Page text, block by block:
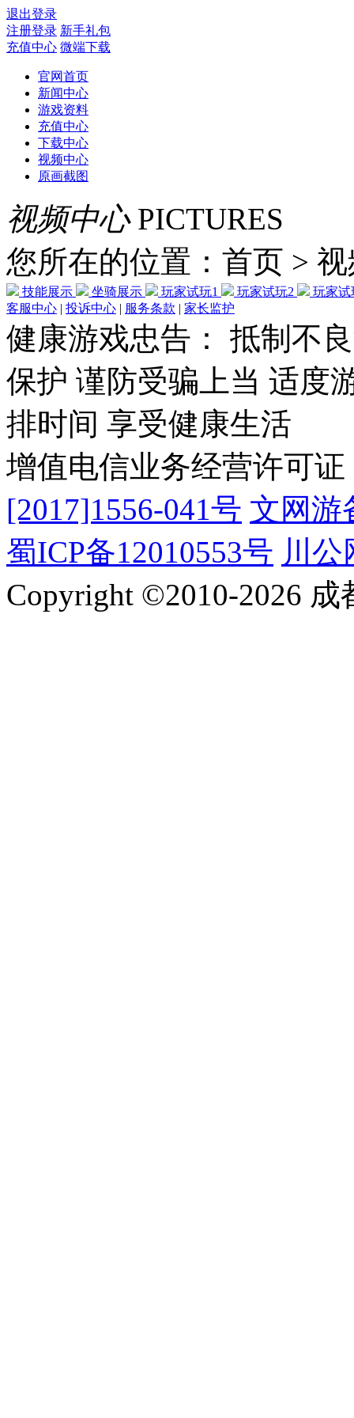
退出登录
注册登录 新手礼包
充值中心 微端下载
官网首页
新闻中心
游戏资料
充值中心
下载中心
视频中心
原画截图
视频中心PICTURES
您所在的位置：首页 >
技能展示 坐骑展示 玩家试玩1 玩家试玩2
玩家试
客服中心 | 投诉中心 | 服务条款 | 家长监护
健康游戏忠告： 抵制不
保护 谨防受骗上当 适度
排时间 享受健康生活
增值电信业务经营许可证
[2017]1556-041号 文网游
蜀ICP备12010553号 川公
Copyright ©2010-2026